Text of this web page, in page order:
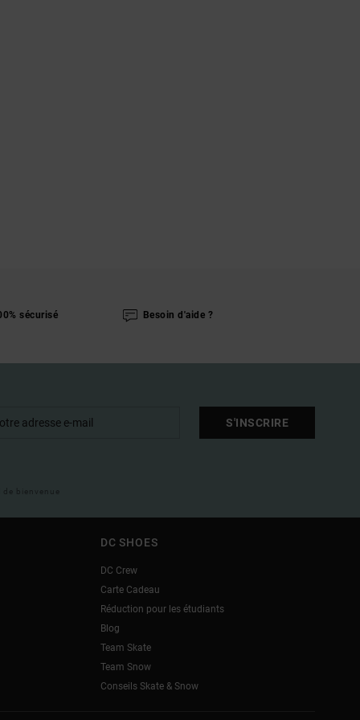
sécurisé Besoin d'aide ?
S'INSCRIRE
bienvenue
DC SHOES
DC Crew
Carte Cadeau
Réduction pour les étudiants
Blog
Team Skate
Team Snow
Conseils Skate & Snow